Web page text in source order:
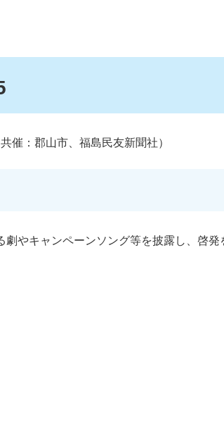
催：郡山市、福島民友新聞社）
やキャンペーンソング等を披露し、啓発